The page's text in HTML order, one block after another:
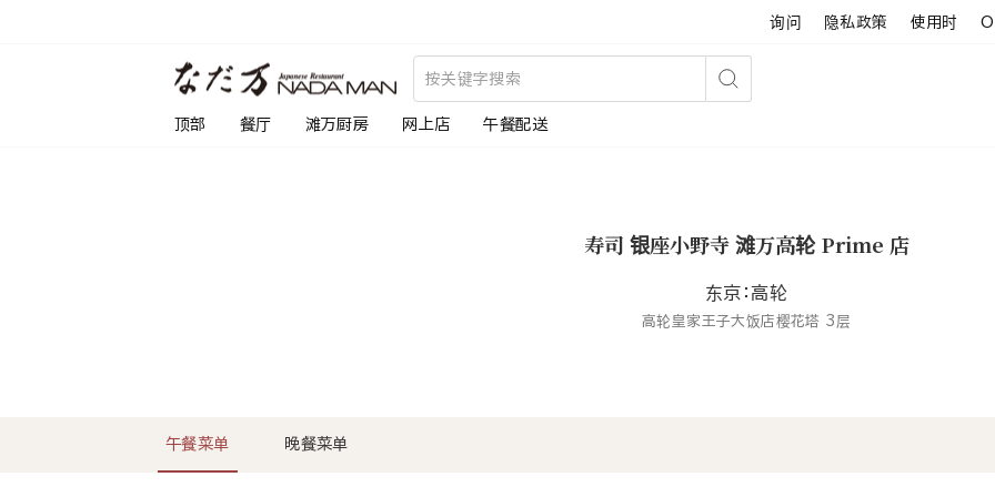
询问 隐私政策 使用时
搜
顶部 餐厅 滩万厨房 网上店 午餐配送
寿司 银座小野寺 滩万高轮 Prime 店
东京：高轮
高轮皇家王子大饭店樱花塔 3层
午餐菜单 晚餐菜单